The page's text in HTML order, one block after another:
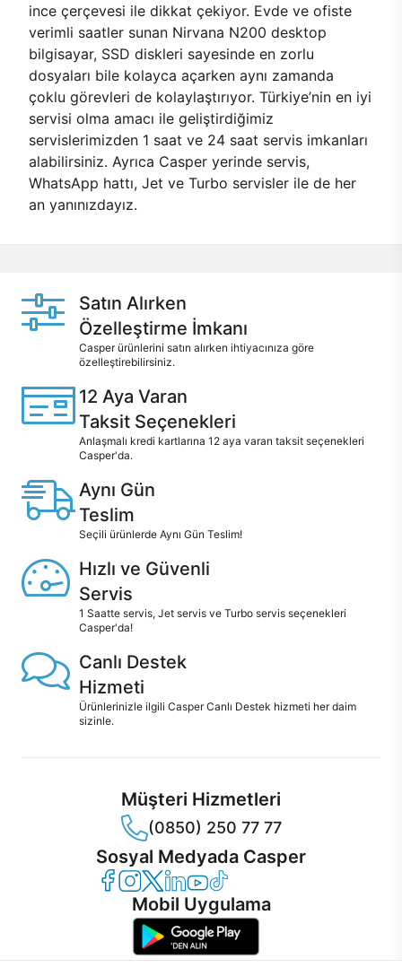
ince çerçevesi ile dikkat çekiyor. Evde ve ofiste
verimli saatler sunan Nirvana N200 desktop
bilgisayar, SSD diskleri sayesinde en zorlu
dosyaları bile kolayca açarken aynı zamanda
çoklu görevleri de kolaylaştırıyor. Türkiye’nin en iyi
servisi olma amacı ile geliştirdiğimiz
servislerimizden 1 saat ve 24 saat servis imkanları
alabilirsiniz. Ayrıca Casper yerinde servis,
WhatsApp hattı, Jet ve Turbo servisler ile de her
an yanınızdayız.
Satın Alırken
Özelleştirme İmkanı
Casper ürünlerini satın alırken ihtiyacınıza göre
özelleştirebilirsiniz.
12 Aya Varan
Taksit Seçenekleri
Anlaşmalı kredi kartlarına 12 aya varan taksit seçenekleri
Casper'da.
Aynı Gün
Teslim
Seçili ürünlerde Aynı Gün Teslim!
Hızlı ve Güvenli
Servis
1 Saatte servis, Jet servis ve Turbo servis seçenekleri
Casper'da!
Canlı Destek
Hizmeti
Ürünlerinizle ilgili Casper Canlı Destek hizmeti her daim
sizinle.
Müşteri Hizmetleri
(0850) 250 77 77
Sosyal Medyada Casper
Casper Facebook
Casper Instagram
Casper Twitter
Casper LinkedIn
Casper YouTube
Casper TikTok
Mobil Uygulama